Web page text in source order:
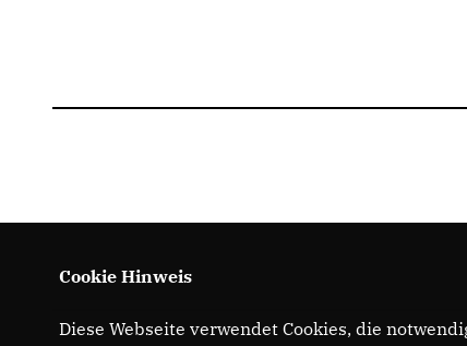
Cookie Hinweis
Diese Webseite verwendet Cookies, die